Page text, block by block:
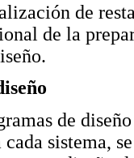
de
de la
de
sistema,